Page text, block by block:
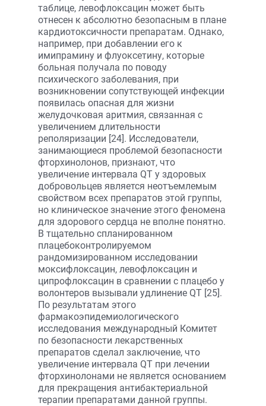
таблице, левофлоксацин может быть
отнесен к абсолютно безопасным в плане
кардиотоксичности препаратам. Однако,
например, при добавлении его к
имипрамину и флуоксетину, которые
больная получала по поводу
психического заболевания, при
возникновении сопутствующей инфекции
появилась опасная для жизни
желудочковая аритмия, связанная с
увеличением длительности
реполяризации [24]. Исследователи,
занимающиеся проблемой безопасности
фторхинолонов, признают, что
увеличение интервала QT у здоровых
добровольцев является неотъемлемым
свойством всех препаратов этой группы,
но клиническое значение этого феномена
для здорового сердца не вполне понятно.
В тщательно спланированном
плацебоконтролируемом
рандомизированном исследовании
моксифлоксацин, левофлоксацин и
ципрофлоксацин в сравнении с плацебо у
волонтеров вызывали удлинение QT [25].
По результатам этого
фармакоэпидемиологического
исследования международный Комитет
по безопасности лекарственных
препаратов сделал заключение, что
увеличение интервала QT при лечении
фторхинолонами не является основанием
для прекращения антибактериальной
терапии препаратами данной группы.